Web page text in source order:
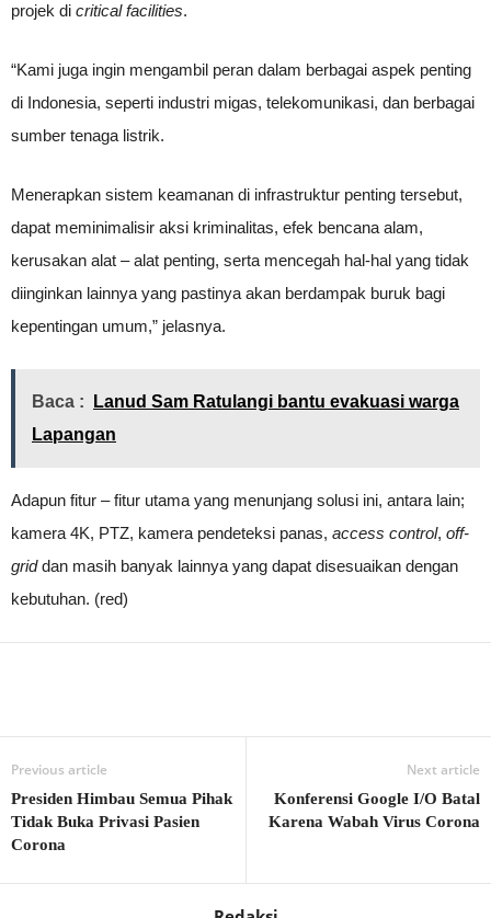
projek di critical facilities.
“Kami juga ingin mengambil peran dalam berbagai aspek penting
di Indonesia, seperti industri migas, telekomunikasi, dan berbagai
sumber tenaga listrik.
Menerapkan sistem keamanan di infrastruktur penting tersebut,
dapat meminimalisir aksi kriminalitas, efek bencana alam,
kerusakan alat – alat penting, serta mencegah hal-hal yang tidak
diinginkan lainnya yang pastinya akan berdampak buruk bagi
kepentingan umum,” jelasnya.
Baca :
Lanud Sam Ratulangi bantu evakuasi warga
Lapangan
Adapun fitur – fitur utama yang menunjang solusi ini, antara lain;
kamera 4K, PTZ, kamera pendeteksi panas, access control, off-
griddan masih banyak lainnya yang dapat disesuaikan dengan
kebutuhan. (red)
Previous article
Presiden Himbau Semua Pihak
Tidak Buka Privasi Pasien
Corona
Next article
Konferensi Google I/O Batal
Karena Wabah Virus Corona